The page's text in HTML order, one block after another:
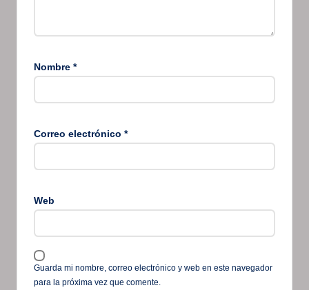
Nombre *
Correo electrónico *
Web
Guarda mi nombre, correo electrónico y web en este navegador
para la próxima vez que comente.